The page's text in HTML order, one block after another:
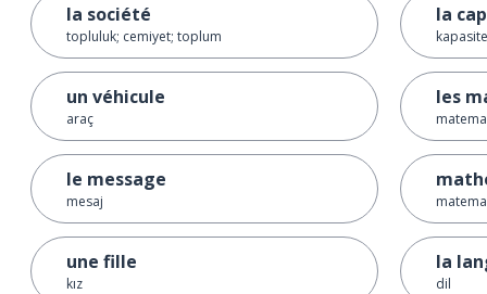
la société
topluluk; cemiyet; toplum
un véhicule
araç
le message
mesaj
une fille
kız
la
kapasite
les
la
dil